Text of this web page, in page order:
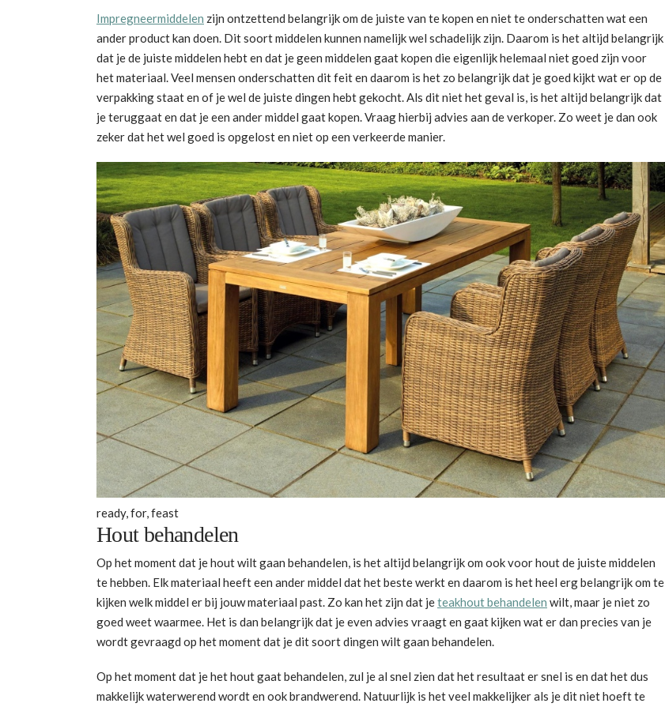
Impregneermiddelen zijn ontzettend belangrijk om de juiste van te kopen en niet te onderschatten wat een
ander product kan doen. Dit soort middelen kunnen namelijk wel schadelijk zijn. Daarom is het altijd belangrijk
dat je de juiste middelen hebt en dat je geen middelen gaat kopen die eigenlijk helemaal niet goed zijn voor
het materiaal. Veel mensen onderschatten dit feit en daarom is het zo belangrijk dat je goed kijkt wat er op de
verpakking staat en of je wel de juiste dingen hebt gekocht. Als dit niet het geval is, is het altijd belangrijk dat
je teruggaat en dat je een ander middel gaat kopen. Vraag hierbij advies aan de verkoper. Zo weet je dan ook
zeker dat het wel goed is opgelost en niet op een verkeerde manier.
ready, for, feast
Hout behandelen
Op het moment dat je hout wilt gaan behandelen, is het altijd belangrijk om ook voor hout de juiste middelen
te hebben. Elk materiaal heeft een ander middel dat het beste werkt en daarom is het heel erg belangrijk om te
kijken welk middel er bij jouw materiaal past. Zo kan het zijn dat jeteakhout behandelen wilt, maar je niet zo
goed weet waarmee. Het is dan belangrijk dat je even advies vraagt en gaat kijken wat er dan precies van je
wordt gevraagd op het moment dat je dit soort dingen wilt gaan behandelen.
Op het moment dat je het hout gaat behandelen, zul je al snel zien dat het resultaat er snel is en dat het dus
makkelijk waterwerend wordt en ook brandwerend. Natuurlijk is het veel makkelijker als je dit niet hoeft te